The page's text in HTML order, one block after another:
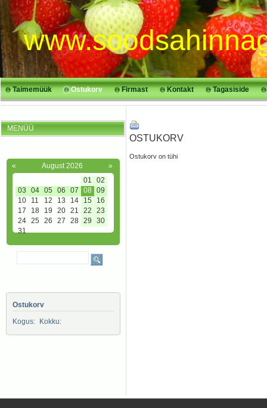
Taimemüük Ostukorv Firmast Kontakt Tagasiside
MENÜÜ
« August 2026
»
01
02
03
04 05 06 07 08
09
10
11 12 13 14 15
16
17
18 19 20 21 22
23
24
25 26 27 28 29
30
31
Ostukorv
Kogus:
Kokku:
OSTUKORV
Ostukorv on tühi